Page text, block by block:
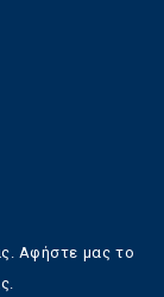
Αφήστε μας το